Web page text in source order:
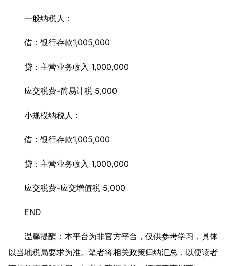
一般纳税人：
借：银行存款1,005,000
贷：主营业务收入 1,000,000
应交税费-简易计税 5,000
小规模纳税人：
借：银行存款1,005,000
贷：主营业务收入 1,000,000
应交税费-应交增值税 5,000
END
温馨提醒：本平台为非官方平台，仅供参考学习，具体
以当地税局要求为准。笔者将相关政策归纳汇总，以便读者